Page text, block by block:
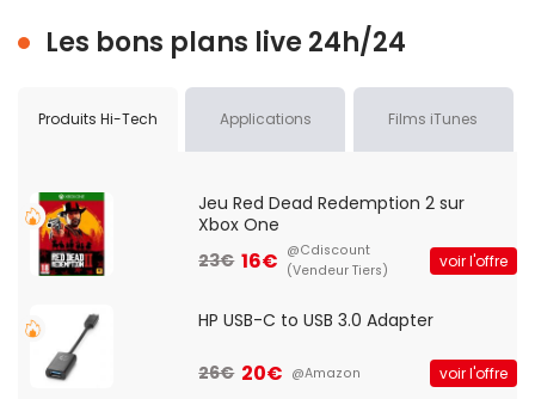
Les bons plans live 24h/24
Produits Hi-Tech Applications Films iTunes
Jeu Red Dead Redemption 2 sur
Xbox One
23€ 16€ @Cdiscount
(Vendeur Tiers)
voir l'offre
HP USB-C to USB 3.0 Adapter
26€ 20€ @Amazon voir l'offre